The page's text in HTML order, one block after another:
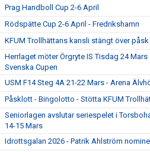
Prag Handboll Cup 2-6 April
Rödspätte Cup 2-6 April - Fredrikshamn
KFUM Trollhättans kansli stängt över påsk
Herrlaget möter Örgryte IS Tisdag 24 Mars
Svenska Cupen
USM F14 Steg 4A 21-22 Mars - Arena
Påsklott - Bingolotto - Stötta KFUM
Seniorlagen avslutar seriespelet i
14-15 Mars
Idrottsgalan 2026 - Patrik Ahlström